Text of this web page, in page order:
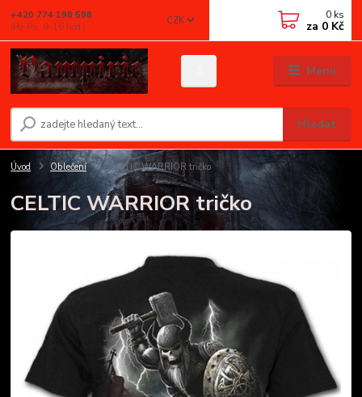
Menu
CZK
Hledat
+420 774 198 598
(Po-Pá, 9-16 hod.)
0 ks
za 0 Kč
Úvod Oblečení CELTIC WARRIOR tričko
CELTIC WARRIOR tričko